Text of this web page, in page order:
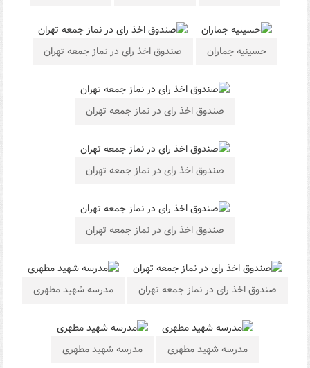
حسینیه جماران صندوق اخذ رای در نماز جمعه تهران
صندوق اخذ رای در نماز جمعه تهران
صندوق اخذ رای در نماز جمعه تهران
صندوق اخذ رای در نماز جمعه تهران
صندوق اخذ رای در نماز جمعه تهران مدرسه شهید مطهری
مدرسه شهید مطهری مدرسه شهید مطهری